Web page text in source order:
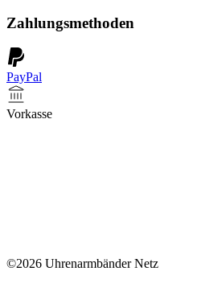
Zahlungsmethoden
PayPal
Vorkasse
©2026 Uhrenarmbänder Netz